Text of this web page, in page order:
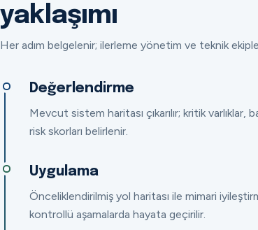
yaklaşımı
Her adım belgelenir; ilerleme yönetim ve teknik
Değerlendirme
Mevcut sistem haritası çıkarılır; kritik varlıklar,
risk skorları belirlenir.
Uygulama
Önceliklendirilmiş yol haritası ile mimari
kontrollü aşamalarda hayata geçirilir.